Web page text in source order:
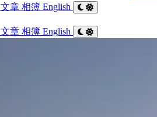
文章 相簿 English
文章 相簿 English